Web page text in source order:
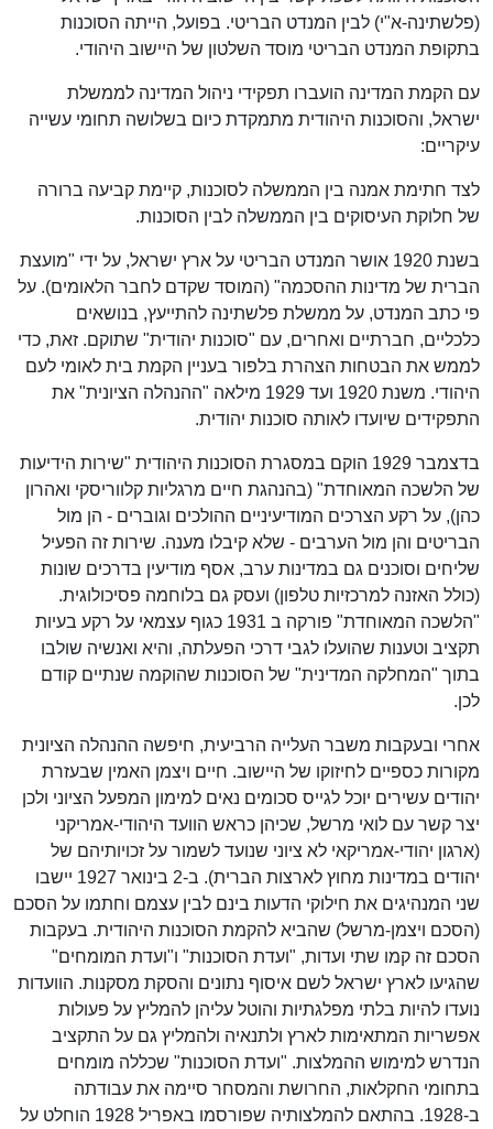
(פלשתינה-א"י) לבין המנדט הבריטי. בפועל, הייתה הסוכנות
בתקופת המנדט הבריטי מוסד השלטון של היישוב היהודי.
עם הקמת המדינה הועברו תפקידי ניהול המדינה לממשלת
ישראל, והסוכנות היהודית מתמקדת כיום בשלושה תחומי עשייה
עיקריים:
לצד חתימת אמנה בין הממשלה לסוכנות, קיימת קביעה ברורה
של חלוקת העיסוקים בין הממשלה לבין הסוכנות.
בשנת 1920 אושר המנדט הבריטי על ארץ ישראל, על ידי "מועצת
הברית של מדינות ההסכמה" (המוסד שקדם לחבר הלאומים). על
פי כתב המנדט, על ממשלת פלשתינה להתייעץ, בנושאים
כלכליים, חברתיים ואחרים, עם "סוכנות יהודית" שתוקם. זאת, כדי
לממש את הבטחות הצהרת בלפור בעניין הקמת בית לאומי לעם
היהודי. משנת 1920 ועד 1929 מילאה "ההנהלה הציונית" את
התפקידים שיועדו לאותה סוכנות יהודית.
בדצמבר 1929 הוקם במסגרת הסוכנות היהודית "שירות הידיעות
של הלשכה המאוחדת" (בהנהגת חיים מרגליות קלווריסקי ואהרון
כהן), על רקע הצרכים המודיעיניים ההולכים וגוברים - הן מול
הבריטים והן מול הערבים - שלא קיבלו מענה. שירות זה הפעיל
שליחים וסוכנים גם במדינות ערב, אסף מודיעין בדרכים שונות
(כולל האזנה למרכזיות טלפון) ועסק גם בלוחמה פסיכולוגית.
"הלשכה המאוחדת" פורקה ב 1931 כגוף עצמאי על רקע בעיות
תקציב וטענות שהועלו לגבי דרכי הפעלתה, והיא ואנשיה שולבו
בתוך "המחלקה המדינית" של הסוכנות שהוקמה שנתיים קודם
לכן.
אחרי ובעקבות משבר העלייה הרביעית, חיפשה ההנהלה הציונית
מקורות כספיים לחיזוקו של היישוב. חיים ויצמן האמין שבעזרת
יהודים עשירים יוכל לגייס סכומים נאים למימון המפעל הציוני ולכן
יצר קשר עם לואי מרשל, שכיהן כראש הוועד היהודי-אמריקני
(ארגון יהודי-אמריקאי לא ציוני שנועד לשמור על זכויותיהם של
יהודים במדינות מחוץ לארצות הברית). ב-2 בינואר 1927 יישבו
שני המנהיגים את חילוקי הדעות בינם לבין עצמם וחתמו על הסכם
(הסכם ויצמן-מרשל) שהביא להקמת הסוכנות היהודית. בעקבות
הסכם זה קמו שתי ועדות, "ועדת הסוכנות" ו"ועדת המומחים"
שהגיעו לארץ ישראל לשם איסוף נתונים והסקת מסקנות. הוועדות
נועדו להיות בלתי מפלגתיות והוטל עליהן להמליץ על פעולות
אפשריות המתאימות לארץ ולתנאיה ולהמליץ גם על התקציב
הנדרש למימוש ההמלצות. "ועדת הסוכנות" שכללה מומחים
בתחומי החקלאות, החרושת והמסחר סיימה את עבודתה
ב-1928. בהתאם להמלצותיה שפורסמו באפריל 1928 הוחלט על